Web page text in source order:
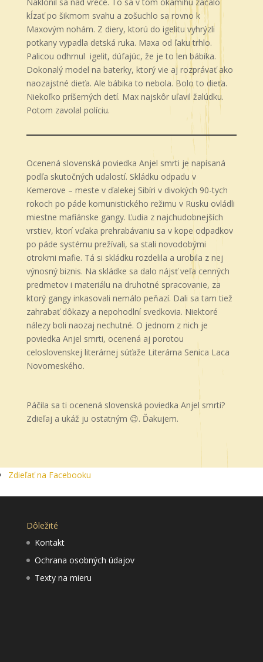
kĺzať po šikmom svahu a zošuchlo sa rovno k
Maxovým nohám. Z diery, ktorú do igelitu vyhrýzli
potkany vypadla detská ruka. Maxa od ľaku trhlo.
Palicou odhrnul igelit, dúfajúc, že je to len bábika.
Dokonalý model na baterky, ktorý vie aj rozprávať ako
naozajstné dieťa. Ale bábika to nebola. Bolo to dieťa.
Niekoľko príšerných detí. Max najskôr uľavil žalúdku.
Potom zavolal políciu.
Ocenená slovenská poviedka Anjel smrti je napísaná
podľa skutočných udalostí. Skládku odpadu v
Kemerove – meste v ďalekej Sibíri v divokých 90-tych
rokoch po páde komunistického režimu v Rusku ovládli
miestne mafiánske gangy. Ľudia z najchudobnejších
vrstiev, ktorí vďaka prehrabávaniu sa v kope odpadkov
po páde systému prežívali, sa stali novodobými
otrokmi mafie. Tá si skládku rozdelila a urobila z nej
výnosný biznis. Na skládke sa dalo nájsť veľa cenných
predmetov i materiálu na druhotné spracovanie, za
ktorý gangy inkasovali nemálo peňazí. Dali sa tam tiež
zahrabať dôkazy a nepohodlní svedkovia. Niektoré
nálezy boli naozaj nechutné. O jednom z nich je
poviedka Anjel smrti, ocenená aj porotou
celoslovenskej literárnej súťaže Literárna Senica Laca
Novomeského.
Páčila sa ti ocenená slovenská poviedka Anjel smrti?
Zdieľaj a ukáž ju ostatným 😉. Ďakujem.
Zdieľať na Facebooku
Dôležité
Kontakt
Ochrana osobných údajov
Texty na mieru